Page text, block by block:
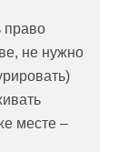
право
не нужно
месте –